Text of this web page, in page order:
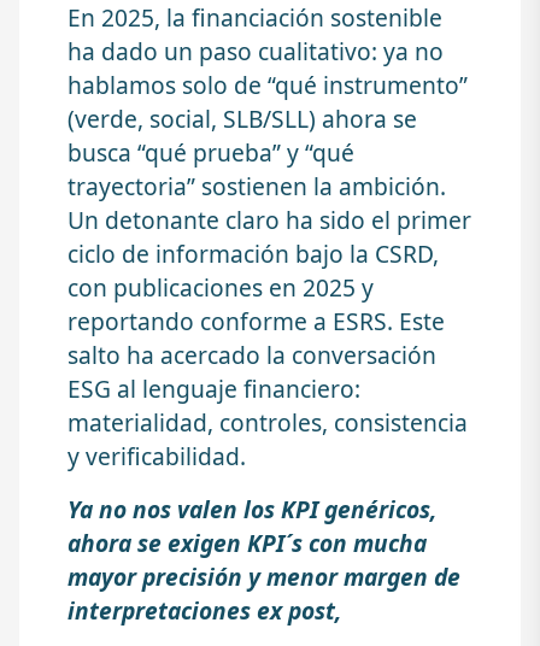
En 2025, la financiación sostenible
ha dado un paso cualitativo: ya no
hablamos solo de “qué instrumento”
(verde, social, SLB/SLL) ahora se
busca “qué prueba” y “qué
trayectoria” sostienen la ambición.
Un detonante claro ha sido el primer
ciclo de información bajo la CSRD,
con publicaciones en 2025 y
reportando conforme a ESRS. Este
salto ha acercado la conversación
ESG al lenguaje financiero:
materialidad, controles, consistencia
y verificabilidad.
Ya no nos valen los KPI genéricos,
ahora se exigen KPI´s con mucha
mayor precisión y menor margen de
interpretaciones ex post,